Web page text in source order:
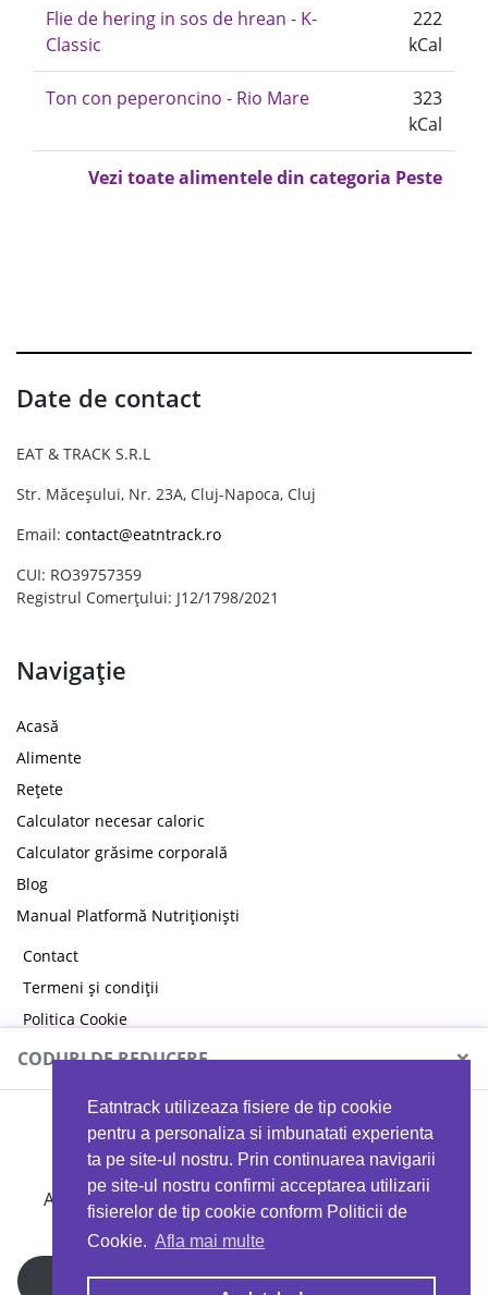
Eatntrack utilizeaza fisiere de tip cookie
pentru a personaliza si imbunatati experienta
ta pe site-ul nostru. Prin continuarea navigarii
pe site-ul nostru confirmi acceptarea utilizarii
fisierelor de tip cookie conform Politicii de
Cookie. Afla mai multe
Flie de hering in sos de hrean - K-
Classic
222
kCal
Ton con peperoncino - Rio Mare
323
kCal
Vezi toate alimentele din categoria Peste
Date de contact
EAT & TRACK S.R.L
Str. Măceșului, Nr. 23A, Cluj-Napoca, Cluj
Email: contact@eatntrack.ro
CUI: RO39757359
Registrul Comerțului: J12/1798/2021
Navigație
Acasă
Alimente
Rețete
Calculator necesar caloric
Calculator grăsime corporală
Blog
Manual Platformă Nutriționiști
Contact
Termeni și condiții
Politica Cookie
Politica de confidențialitate
CODURI DE REDUCERE ×
MYPROTEIN
Ai 40%reducere la orice comandă folosind codul
EATTRACK
Profită acum